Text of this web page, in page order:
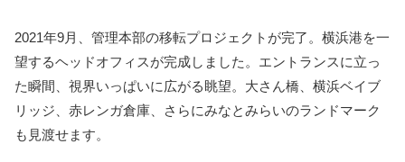
2021年9月、管理本部の移転プロジェクトが完了。横浜港を一
望するヘッドオフィスが完成しました。エントランスに立っ
た瞬間、視界いっぱいに広がる眺望。大さん橋、横浜ベイブ
リッジ、赤レンガ倉庫、さらにみなとみらいのランドマーク
も見渡せます。